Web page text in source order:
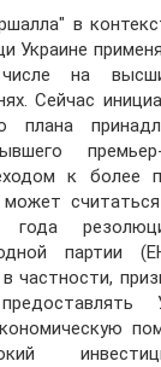
в
Украине
на
Сейчас
плана
к более
может
года
партии
частности,